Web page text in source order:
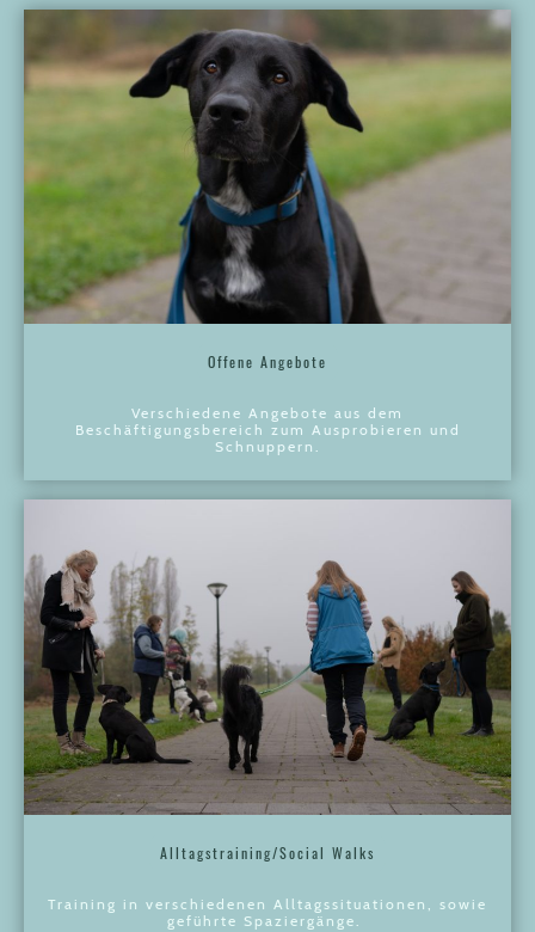
Offene Angebote
Verschiedene Angebote aus dem
Beschäftigungsbereich zum Ausprobieren und
Schnuppern.
Alltagstraining/Social Walks
Training in verschiedenen Alltagssituationen, sowie
geführte Spaziergänge.